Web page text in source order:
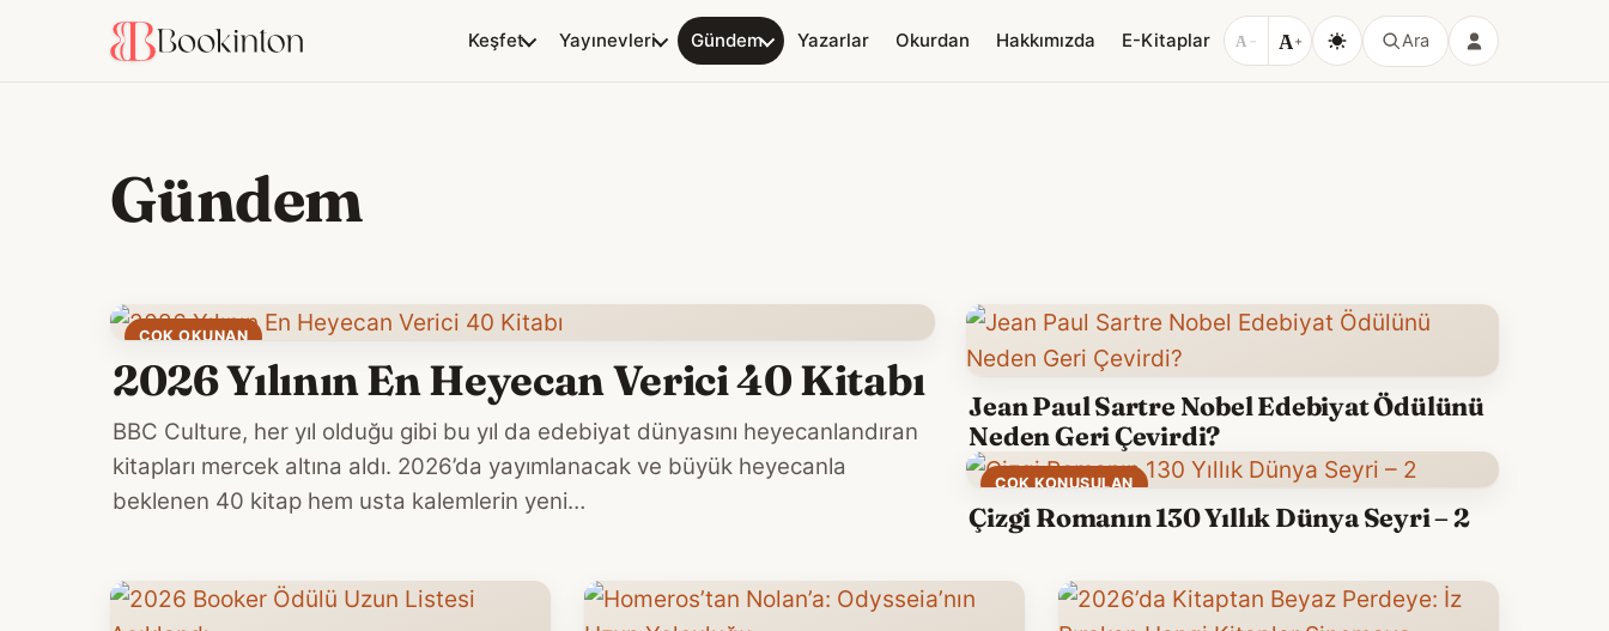
Keşfet Yayınevleri Gündem Yazarlar Okurdan Hakkımızda E-Kitaplar A − A+ Ara
Gündem
ÇOK OKUNAN
2026 Yılının En Heyecan Verici 40 Kitabı
BBC Culture, her yıl olduğu gibi bu yıl da edebiyat dünyasını heyecanlandıran
kitapları mercek altına aldı. 2026’da yayımlanacak ve büyük heyecanla
beklenen 40 kitap hem usta kalemlerin yeni…
Jean Paul Sartre Nobel Edebiyat Ödülünü
Neden Geri Çevirdi?
ÇOK KONUŞULAN
Çizgi Romanın 130 Yıllık Dünya Seyri – 2